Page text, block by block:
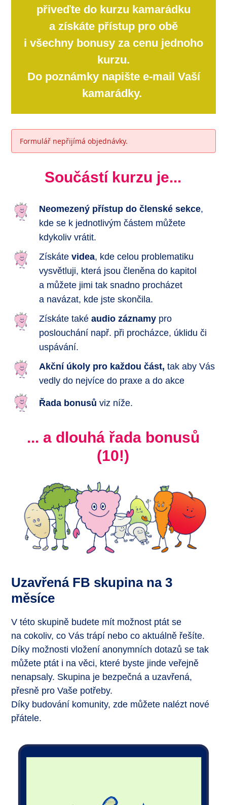
přiveďte do kurzu kamarádku
a získáte přístup pro obě
i všechny bonusy za cenu jednoho
kurzu.
Do poznámky napište e-mail Vaší
kamarádky.
Formulář nepřijímá objednávky.
Součástí kurzu je...
Neomezený přístup do členské sekce,
kde se k jednotlivým částem můžete
kdykoliv vrátit.
Získátevidea, kde celou problematiku
vysvětluji, která jsou členěna do kapitol
a můžete jimi tak snadno procházet
a navázat, kde jste skončila.
Získáte takéaudio záznamy pro
poslouchání např. při procházce, úklidu či
uspávání.
Akční úkoly pro každou část, tak aby Vás
vedly do nejvíce do praxe a do akce
Řada bonusů viz níže.
... a dlouhá řada bonusů
(10!)
Uzavřená FB skupina na 3
měsíce
V této skupině budete mít možnost ptát se
na cokoliv, co Vás trápí nebo co aktuálně řešíte.
Díky možnosti vložení anonymních dotazů se tak
můžete ptát i na věci, které byste jinde veřejně
nenapsaly. Skupina je bezpečná a uzavřená,
přesně pro Vaše potřeby.
Díky budování komunity, zde můžete nalézt nové
přátele.